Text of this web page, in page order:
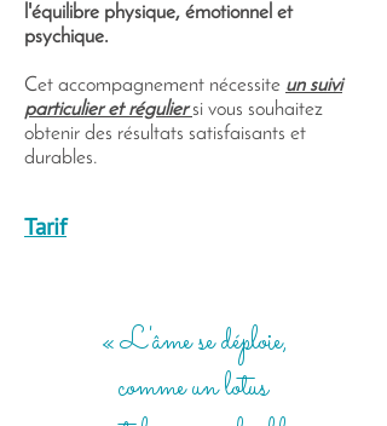
l'équilibre physique, émotionnel et
psychique.
Cet accompagnement nécessite un suivi
particulier et régulier si vous souhaitez
obtenir des résultats satisfaisants et
durables.
Tarif
« L'âme se déploie,
comme un lotus